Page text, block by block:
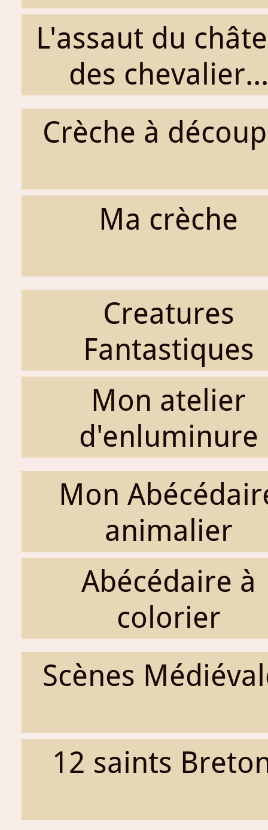
L'assaut du
des chevalier...
Crèche à
Ma crèche
Creatures
Fantastiques
Mon atelier
d'enluminure
Mon
animalier
Abécédaire à
colorier
Scènes
12 saints